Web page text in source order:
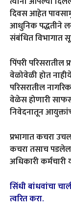
दिवस आहेत
आधुनिक पद्धतीने
संबंधित विभागात
पिंपरी
वेळोवेळी होत
परिसरातील
वेळेस होणारी
निवेदनातून
प्रभागात कचरा
कचरा तसाच
अधिकारी
सिंधी बांधवांचा
त्वरित करा.